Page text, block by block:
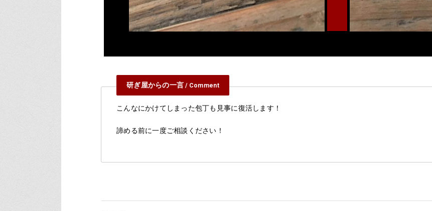
研ぎ屋からの一言/ Comment
こんなにかけてしまった包丁も見事に復活します！
諦める前に一度ご相談ください！